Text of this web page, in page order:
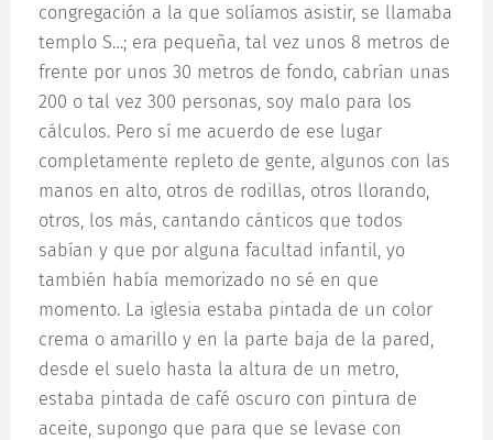
congregación a la que solíamos asistir, se llamaba
templo S…; era pequeña, tal vez unos 8 metros de
frente por unos 30 metros de fondo, cabrían unas
200 o tal vez 300 personas, soy malo para los
cálculos. Pero sí me acuerdo de ese lugar
completamente repleto de gente, algunos con las
manos en alto, otros de rodillas, otros llorando,
otros, los más, cantando cánticos que todos
sabían y que por alguna facultad infantil, yo
también había memorizado no sé en que
momento. La iglesia estaba pintada de un color
crema o amarillo y en la parte baja de la pared,
desde el suelo hasta la altura de un metro,
estaba pintada de café oscuro con pintura de
aceite, supongo que para que se levase con